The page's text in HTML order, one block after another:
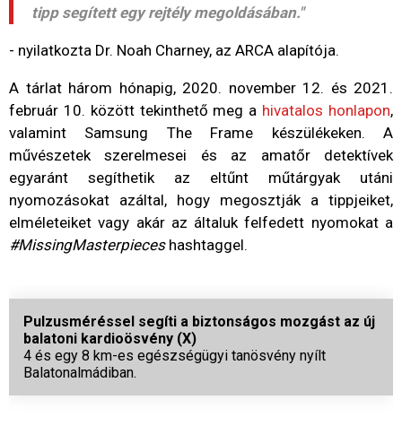
tipp segített egy rejtély megoldásában."
- nyilatkozta Dr. Noah Charney, az ARCA alapítója.
A tárlat három hónapig, 2020. november 12. és 2021.
február 10. között tekinthető meg a hivatalos honlapon,
valamint Samsung The Frame készülékeken. A
művészetek szerelmesei és az amatőr detektívek
egyaránt segíthetik az eltűnt műtárgyak utáni
nyomozásokat azáltal, hogy megosztják a tippjeiket,
elméleteiket vagy akár az általuk felfedett nyomokat a
#MissingMasterpieceshashtaggel.
Pulzusméréssel segíti a biztonságos mozgást az új
balatoni kardioösvény (X)
4 és egy 8 km-es egészségügyi tanösvény nyílt
Balatonalmádiban.